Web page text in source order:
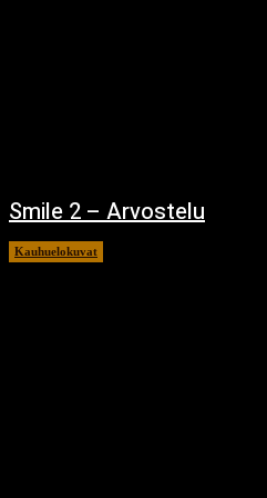
Smile 2 – Arvostelu
Kauhuelokuvat